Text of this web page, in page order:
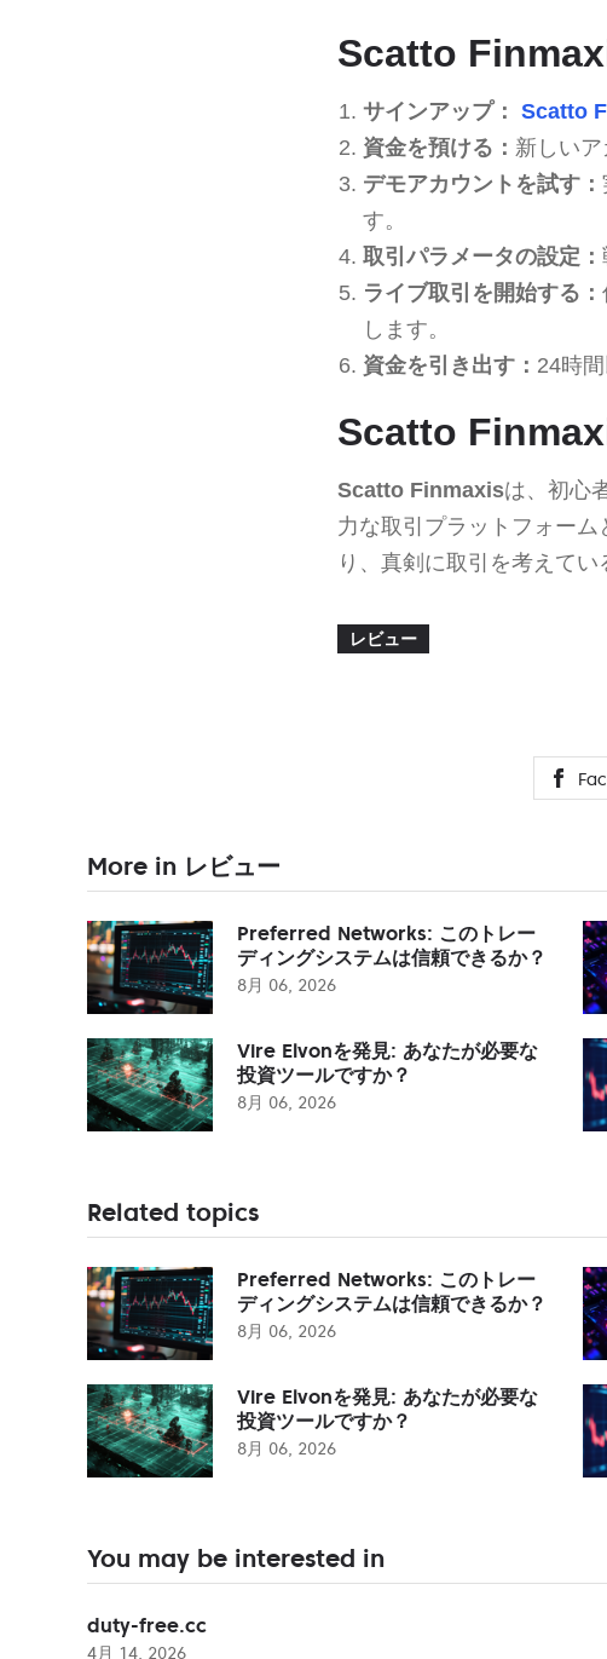
Scatto
サインアップ： Scatto
資金を預ける： 新しいア
デモアカウントを試す：
す。
取引パラメータの設定：
ライブ取引を開始する：
します。
資金を引き出す： 24時
Scatto
Scatto Finmaxisは、初心
力な取引プラットフォー
り、真剣に取引を考えてい
レビュー
More in レビュー
Preferred Networks: このトレー
ディングシステムは信頼できるか？
8月 06, 2026
Vire Elvonを発見: あなたが必要な
投資ツールですか？
8月 06, 2026
Related topics
Preferred Networks: このトレー
ディングシステムは信頼できるか？
8月 06, 2026
Vire Elvonを発見: あなたが必要な
投資ツールですか？
8月 06, 2026
You may be interested in
duty-free.cc
4月 14, 2026